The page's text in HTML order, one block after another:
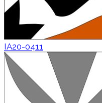
IA20-0411